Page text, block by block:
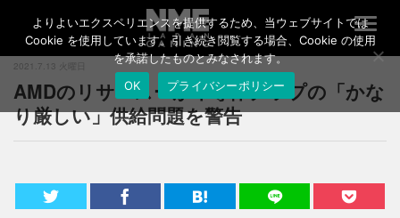
T
o
g
l
a
a
2021.7.13 火曜日
AMDのリサ・スーが半導体チップの「かな
り厳しい」供給問題を警告
よりよいエクスペリエンスを提供するため、当ウェブサイトでは
Cookie を使用しています。引き続き閲覧する場合、Cookie の使用
を承諾したものとみなされます。
OK
プライバシーポリシー